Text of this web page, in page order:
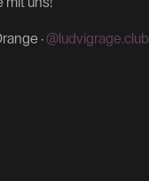
·@ludvigrage.club